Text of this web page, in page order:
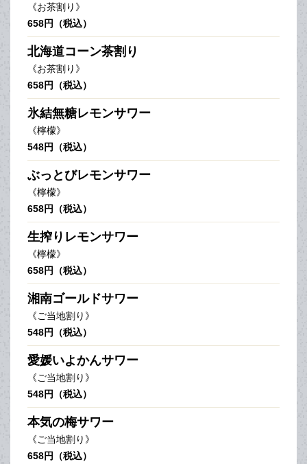
《お茶割り》
658円（税込）
北海道コーン茶割り
《お茶割り》
658円（税込）
氷結無糖レモンサワー
《檸檬》
548円（税込）
ぶっとびレモンサワー
《檸檬》
658円（税込）
生搾りレモンサワー
《檸檬》
658円（税込）
湘南ゴールドサワー
《ご当地割り》
548円（税込）
愛媛いよかんサワー
《ご当地割り》
548円（税込）
本気の梅サワー
《ご当地割り》
658円（税込）